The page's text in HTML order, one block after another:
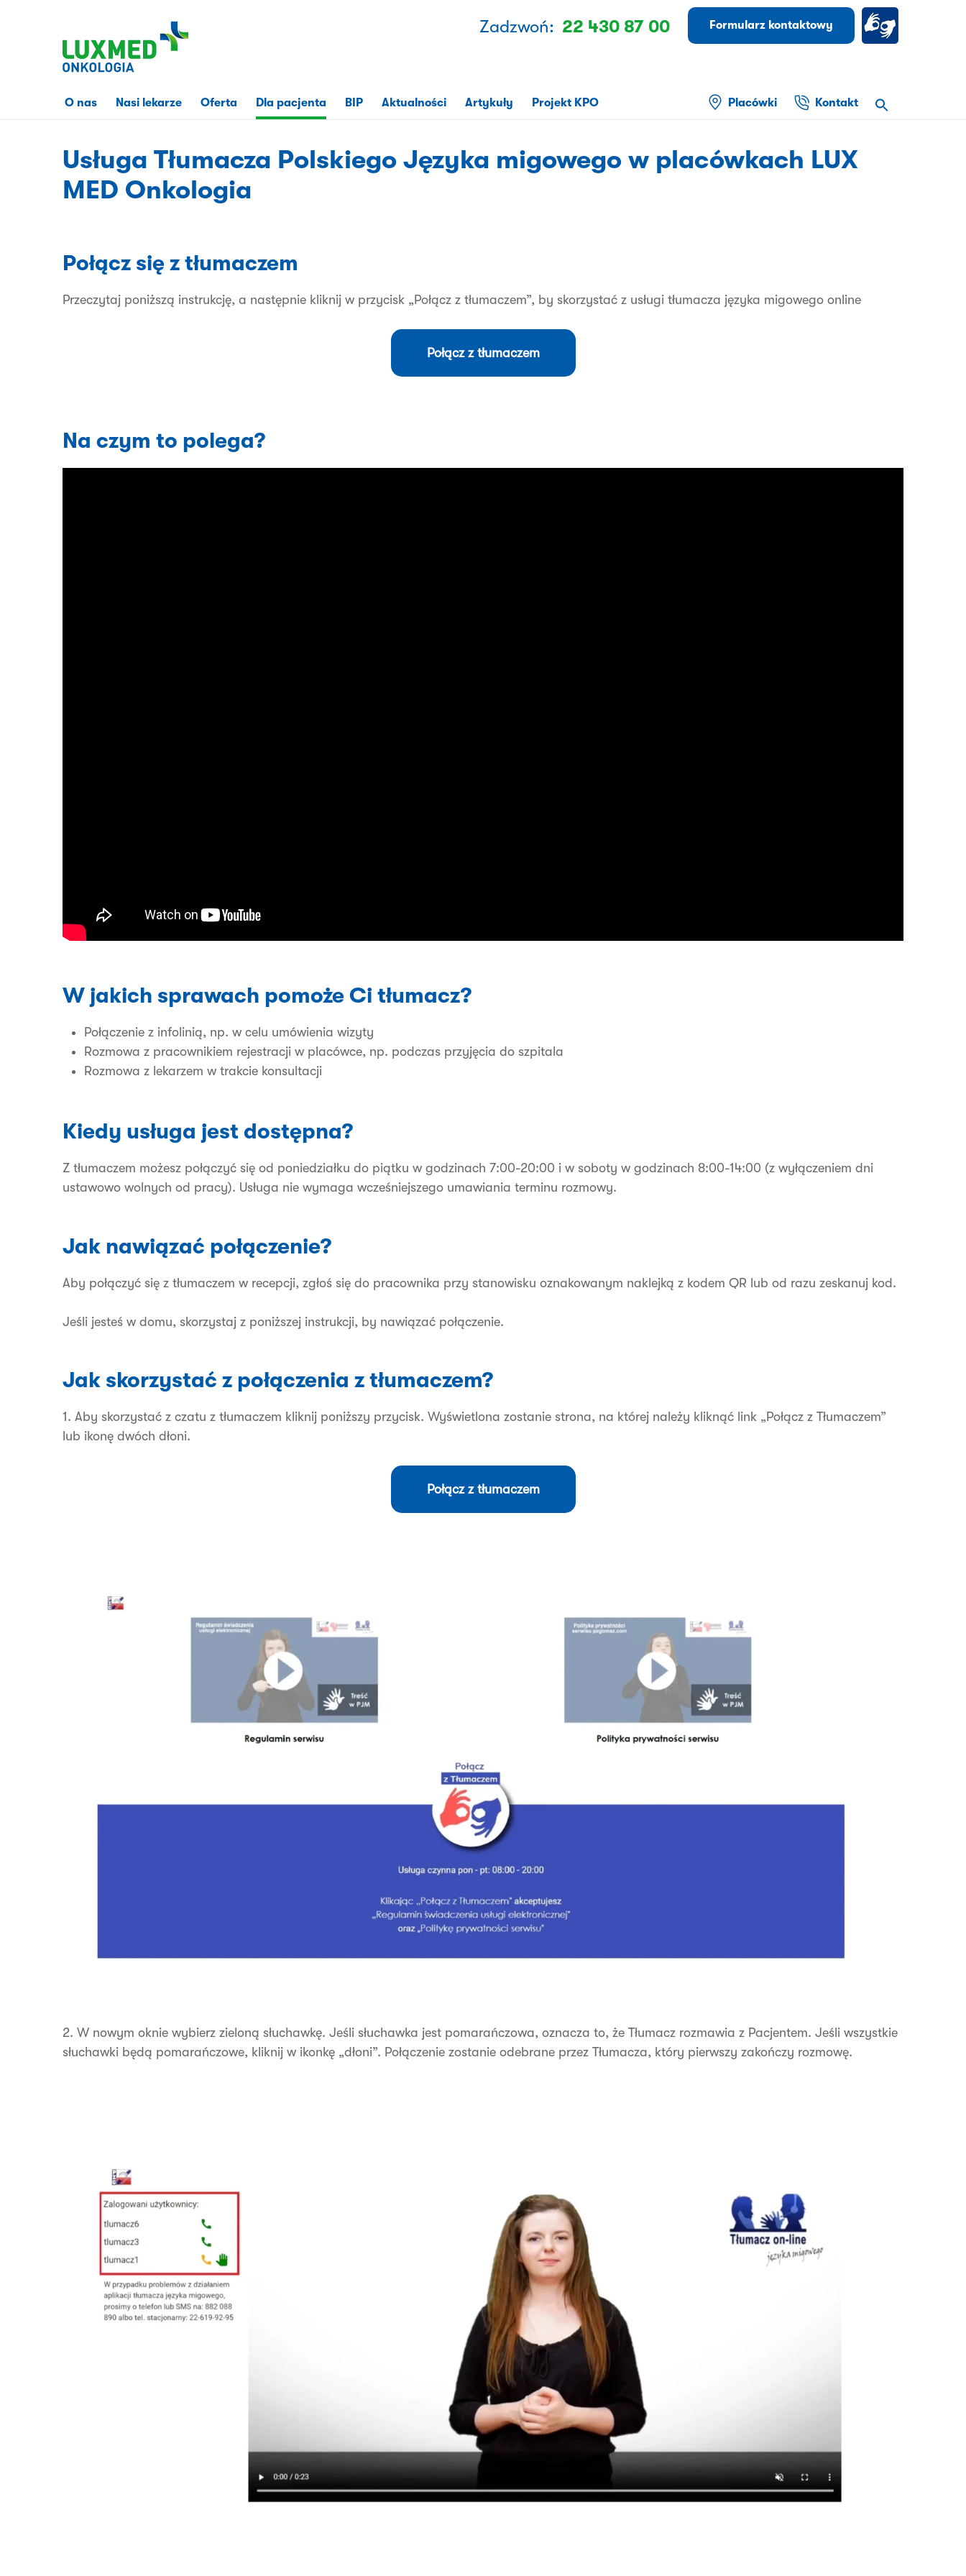
Zadzwoń: 22 430 87 00 Formularz kontaktowy
O nas Nasi lekarze Oferta Dla pacjenta BIP Aktualności Artykuły Projekt KPO Placówki Kontakt
Usługa Tłumacza Polskiego Języka migowego w placówkach LUX
MED Onkologia
Połącz się z tłumaczem
Przeczytaj poniższą instrukcję, a następnie kliknij w przycisk „Połącz z tłumaczem”, by skorzystać z usługi tłumacza języka migowego online
Połącz z tłumaczem
Na czym to polega?
W jakich sprawach pomoże Ci tłumacz?
Połączenie z infolinią, np. w celu umówienia wizyty
Rozmowa z pracownikiem rejestracji w placówce, np. podczas przyjęcia do szpitala
Rozmowa z lekarzem w trakcie konsultacji
Kiedy usługa jest dostępna?
Z tłumaczem możesz połączyć się od poniedziałku do piątku w godzinach 7:00-20:00 i w soboty w godzinach 8:00-14:00 (z wyłączeniem dni
ustawowo wolnych od pracy). Usługa nie wymaga wcześniejszego umawiania terminu rozmowy.
Jak nawiązać połączenie?
Aby połączyć się z tłumaczem w recepcji, zgłoś się do pracownika przy stanowisku oznakowanym naklejką z kodem QR lub od razu zeskanuj kod.
Jeśli jesteś w domu, skorzystaj z poniższej instrukcji, by nawiązać połączenie.
Jak skorzystać z połączenia z tłumaczem?
1. Aby skorzystać z czatu z tłumaczem kliknij poniższy przycisk. Wyświetlona zostanie strona, na której należy kliknąć link „Połącz z Tłumaczem”
lub ikonę dwóch dłoni.
Połącz z tłumaczem
2. W nowym oknie wybierz zieloną słuchawkę. Jeśli słuchawka jest pomarańczowa, oznacza to, że Tłumacz rozmawia z Pacjentem. Jeśli wszystkie
słuchawki będą pomarańczowe, kliknij w ikonkę „dłoni”. Połączenie zostanie odebrane przez Tłumacza, który pierwszy zakończy rozmowę.